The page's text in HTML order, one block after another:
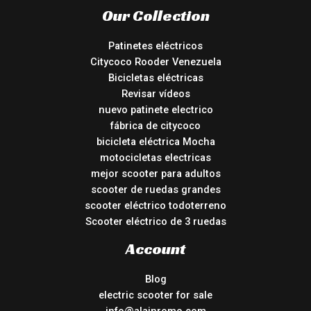
Our Collection
Patinetes eléctricos
Citycoco Rooder Venezuela
Bicicletas eléctricas
Revisar vídeos
nuevo patinete electrico
fábrica de citycoco
bicicleta eléctrica Mocha
motocicletas electricas
mejor scooter para adultos
scooter de ruedas grandes
scooter eléctrico todoterreno
Scooter eléctrico de 3 ruedas
Account
Blog
electric scooter for sale